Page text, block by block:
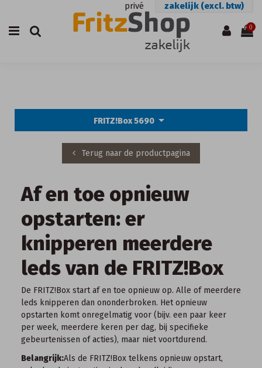
privé zakelijk (excl. btw)
0
FRITZ!Box 5690 arrow_drop_down
Terug naar de productpagina
Af en toe opnieuw
opstarten: er
knipperen meerdere
leds van de FRITZ!Box
De FRITZ!Box start af en toe opnieuw op. Alle of meerdere
leds knipperen dan ononderbroken. Het opnieuw
opstarten komt onregelmatig voor (bijv. een paar keer
per week, meerdere keren per dag, bij specifieke
gebeurtenissen of acties), maar niet voortdurend.
Belangrijk:Als de FRITZ!Box telkens opnieuw opstart,